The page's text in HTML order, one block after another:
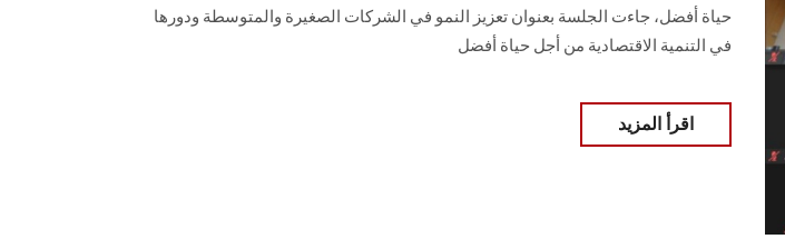
حياة أفضل، جاءت الجلسة بعنوان تعزيز النمو في الشركات الصغيرة والمتوسطة ودورها
في التنمية الاقتصادية من أجل حياة أفضل
اقرأ المزيد